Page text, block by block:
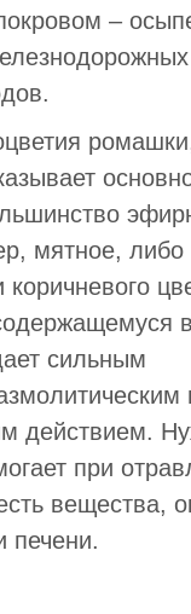
–
мятное,
коричневого
сильным
действием.
при
вещества,
печени.